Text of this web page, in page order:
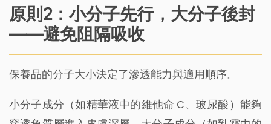
原則2：小分子先行，大分子後封
——避免阻隔吸收
保養品的分子大小決定了滲透能力與適用順序。
小分子成分（如精華液中的維他命 C、玻尿酸）能夠